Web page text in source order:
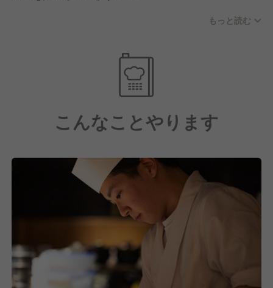
126日以上の休日・1日平均9時間労働を目指す)を整備
り成長の実感と待遇向上を掴める環境です。
昇格チャンス多数あります。
4月・10月の年2回、自ら手を挙げ人事部へ立候補。
昇格チャンス時には約40名の社員が手を上げ7〜8割
が役職UPを実現しています。
次回のチャンスにも活かすことができます。
もっと読む
こんなことやります